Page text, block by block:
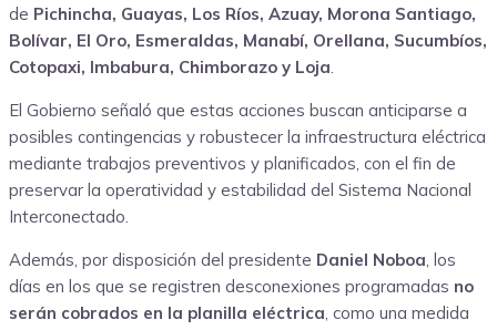
de Pichincha, Guayas, Los Ríos, Azuay, Morona Santiago,
Bolívar, El Oro, Esmeraldas, Manabí, Orellana, Sucumbíos,
Cotopaxi, Imbabura, Chimborazo y Loja.
El Gobierno señaló que estas acciones buscan anticiparse a
posibles contingencias y robustecer la infraestructura eléctrica
mediante trabajos preventivos y planificados, con el fin de
preservar la operatividad y estabilidad del Sistema Nacional
Interconectado.
Además, por disposición del presidente Daniel Noboa, los
días en los que se registren desconexiones programadas no
serán cobrados en la planilla eléctrica, como una medida